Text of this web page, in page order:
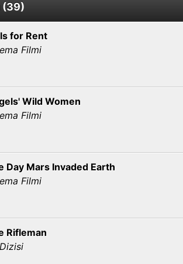
(39)
for Rent
Filmi
Wild Women
Filmi
Day Mars Invaded Earth
Filmi
Rifleman